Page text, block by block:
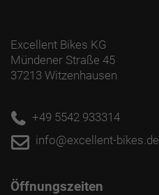
Excellent Bikes KG
Mündener Straße 45
37213 Witzenhausen
+49 5542 933314
info@excellent-bikes.de
Öffnungszeiten